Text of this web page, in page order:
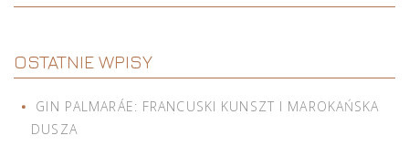
OSTATNIE WPISY
GIN PALMARÁE: FRANCUSKI KUNSZT I MAROKAŃSKA
DUSZA